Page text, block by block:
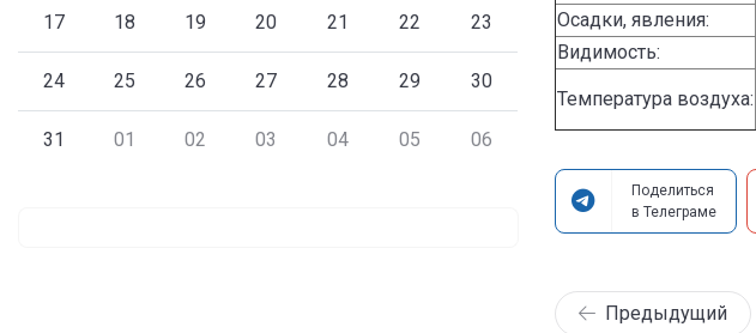
17 18 19 20 21 22 23
24 25 26 27 28 29 30
31 01 02 03 04 05 06
Осадки, явления:
Видимость:
Температура воздуха:
Поделиться
в Телеграме
Предыдущий